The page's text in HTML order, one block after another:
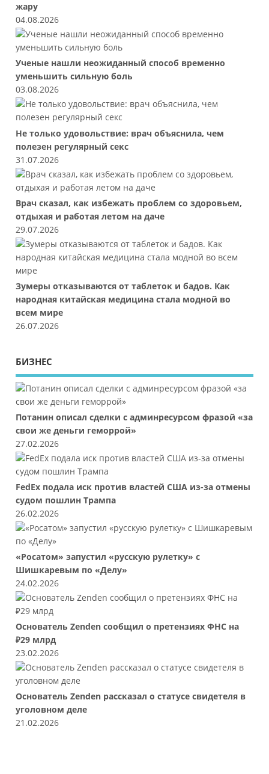
жару
04.08.2026
Ученые нашли неожиданный способ временно
уменьшить сильную боль
03.08.2026
Не только удовольствие: врач объяснила, чем
полезен регулярный секс
31.07.2026
Врач сказал, как избежать проблем со здоровьем,
отдыхая и работая летом на даче
29.07.2026
Зумеры отказываются от таблеток и бадов. Как
народная китайская медицина стала модной во
всем мире
26.07.2026
БИЗНЕС
Потанин описал сделки с админресурсом фразой «за
свои же деньги геморрой»
27.02.2026
FedEx подала иск против властей США из-за отмены
судом пошлин Трампа
26.02.2026
«Росатом» запустил «русскую рулетку» с
Шишкаревым по «Делу»
24.02.2026
Основатель Zenden сообщил о претензиях ФНС на
₽29 млрд
23.02.2026
Основатель Zenden рассказал о статусе свидетеля в
уголовном деле
21.02.2026